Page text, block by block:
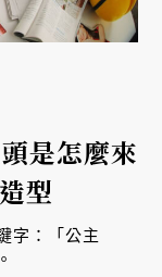
是怎麼來
型
字：「公主